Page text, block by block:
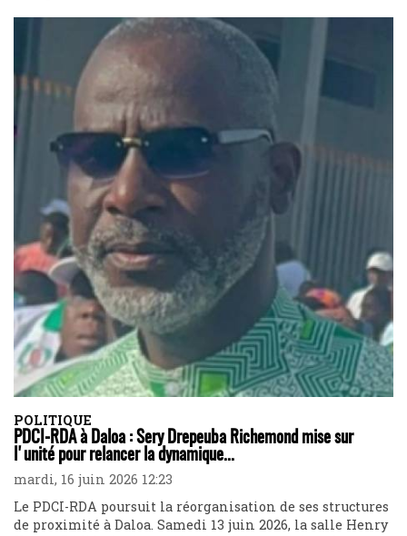
POLITIQUE
PDCI-RDA à Daloa : Sery Drepeuba Richemond mise sur
l'unité pour relancer la dynamique...
mardi, 16 juin 2026 12:23
Le PDCI-RDA poursuit la réorganisation de ses structures
de proximité à Daloa. Samedi 13 juin 2026, la salle Henry